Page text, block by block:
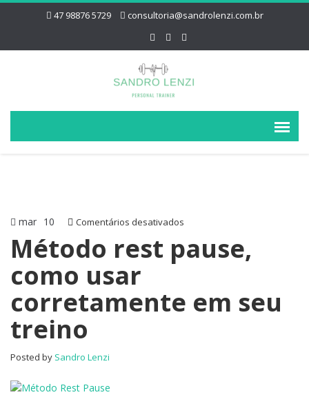
47 98876 5729 consultoria@sandrolenzi.com.br
mar 10 Comentários desativados
rest
corretamente
Método rest pause,
como usar
corretamente em seu
treino
Posted by Sandro Lenzi